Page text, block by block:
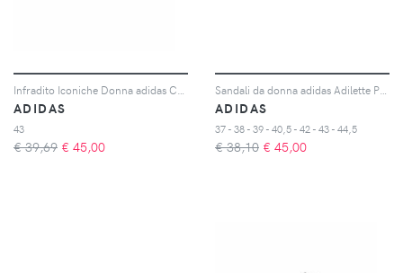
ADIDAS
43
€ 39,69 € 45,00
ADIDAS
37 - 38 - 39 - 40,5 - 42 - 43 - 44,5
€ 38,10 € 45,00